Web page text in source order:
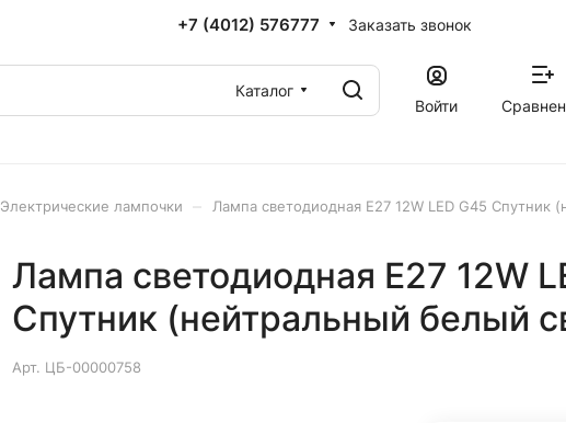
+7 (4012) 576777 Заказать звонок
Каталог
Войти
Электрические лампочки Лампа светодиодная E27 12W LED G45 Спутник
Лампа светодиодная E27 12W
Спутник (нейтральный белый
Арт. ЦБ-00000758